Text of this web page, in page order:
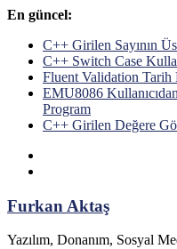
Skip
content
En güncel:
C++ Girilen Sayının
C++ Switch Case
Fluent Validation Tarih
EMU8086
Program
C++ Girilen Değere
Furkan Aktaş
Yazılım, Donanım, Sosyal